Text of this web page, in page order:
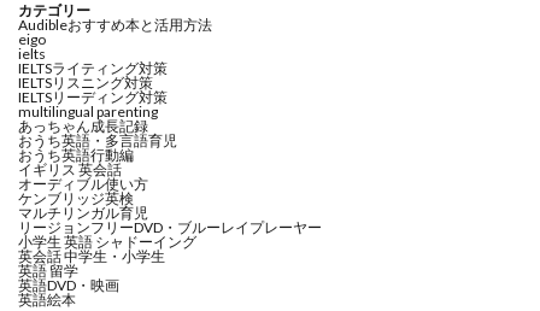
カテゴリー
Audibleおすすめ本と活用方法
eigo
ielts
IELTSライティング対策
IELTSリスニング対策
IELTSリーディング対策
multilingual parenting
あっちゃん成長記録
おうち英語・多言語育児
おうち英語行動編
イギリス 英会話
オーディブル使い方
ケンブリッジ英検
マルチリンガル育児
リージョンフリーDVD・ブルーレイプレーヤー
小学生 英語 シャドーイング
英会話 中学生・小学生
英語 留学
英語DVD・映画
英語絵本